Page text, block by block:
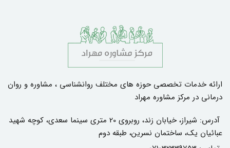
ارائه خدمات تخصصی حوزه های مختلف روانشناسی ، مشاوره و روان
درمانی در مرکز مشاوره مهراد
آدرس:
شیراز، خیابان زند، روبروی 20 متری سینما سعدی، کوچه شهید
عبائیان یک، ساختمان نسرین، طبقه دوم